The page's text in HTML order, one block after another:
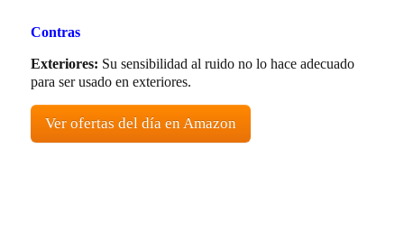
Contras
Exteriores: Su sensibilidad al ruido no lo hace adecuado
para ser usado en exteriores.
Ver ofertas del día en Amazon